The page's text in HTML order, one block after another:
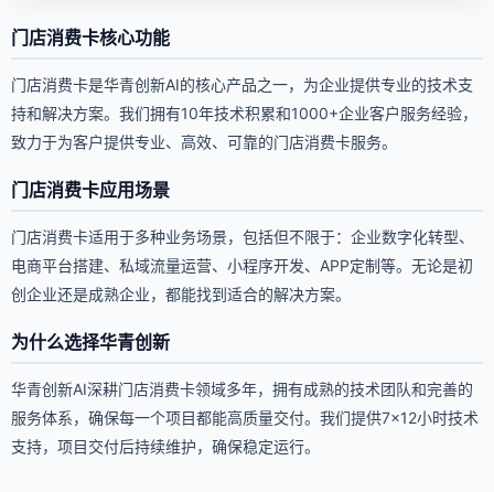
门店消费卡核心功能
门店消费卡是华青创新AI的核心产品之一，为企业提供专业的技术支
持和解决方案。我们拥有10年技术积累和1000+企业客户服务经验，
致力于为客户提供专业、高效、可靠的门店消费卡服务。
门店消费卡应用场景
门店消费卡适用于多种业务场景，包括但不限于：企业数字化转型、
电商平台搭建、私域流量运营、小程序开发、APP定制等。无论是初
创企业还是成熟企业，都能找到适合的解决方案。
为什么选择华青创新
华青创新AI深耕门店消费卡领域多年，拥有成熟的技术团队和完善的
服务体系，确保每一个项目都能高质量交付。我们提供7×12小时技术
支持，项目交付后持续维护，确保稳定运行。